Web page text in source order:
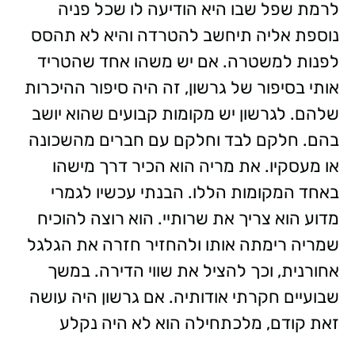
לרמת שפל שבו היא הודיעה לו שכל פניה
נוספת אליה תיחשב להטרדה והיא לא תהסס
לפנות למשטרה. אם יש משהו אחד שהטריד
אותי בסיפור של גרשון, זה היה סיפור ההיכרות
שלהם. לגרשון יש מקומות קבועים שהוא יושב
בהם. חלקם לבד וחלקם עם חברים מהשכונה
או מעסקיו. את מריה הוא הכיר דרך מישהו
באחד המקומות הללו. הבנתי עכשיו לגמרי
מדוע הוא צריך את שרותיי. הוא רוצה להוכיח
שמריה רימתה אותו ולהחזיר חזרה את הגלגל
אחורנית, וכך להציל את שווי הדירה. במשך
שבועיים חקרתי אודותיה. אם גרשון היה עושה
זאת קודם, מלכתחילה הוא לא היה נקלע